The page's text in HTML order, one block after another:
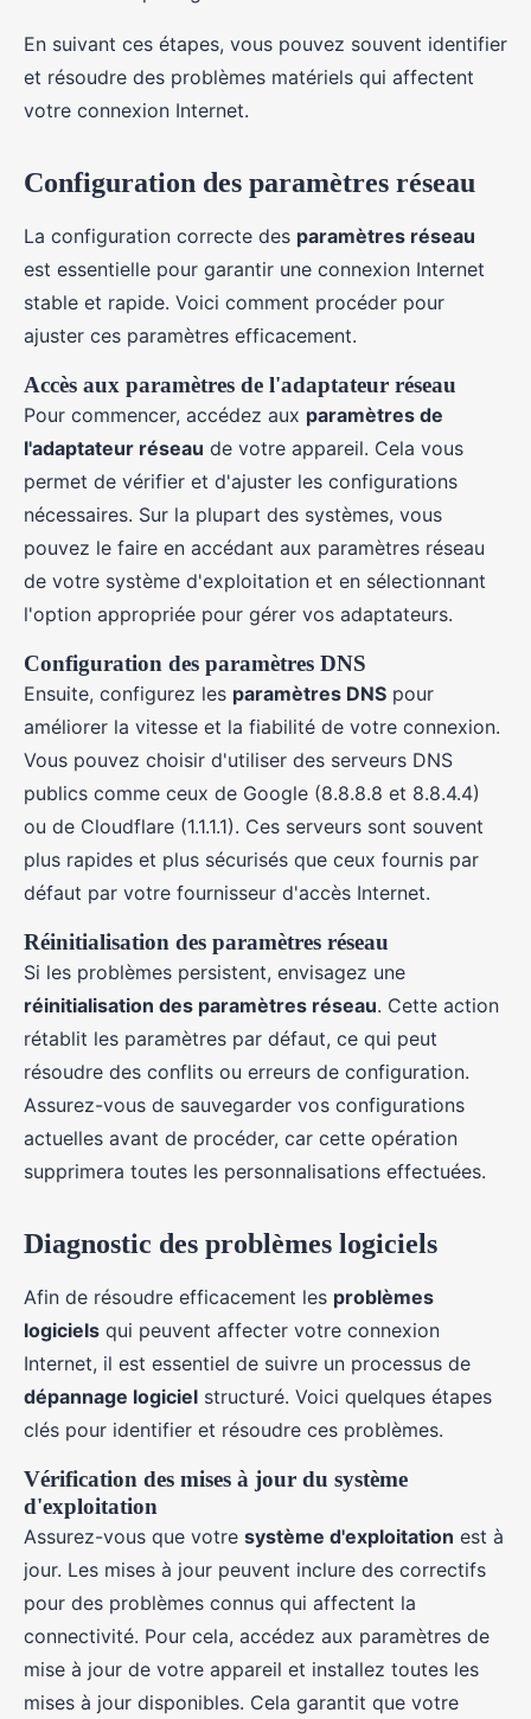
En suivant ces étapes, vous pouvez souvent identifier
et résoudre des problèmes matériels qui affectent
votre connexion Internet.
Configuration des paramètres réseau
La configuration correcte des paramètres réseau
est essentielle pour garantir une connexion Internet
stable et rapide. Voici comment procéder pour
ajuster ces paramètres efficacement.
Accès aux paramètres de l'adaptateur réseau
Pour commencer, accédez aux paramètres de
l'adaptateur réseau de votre appareil. Cela vous
permet de vérifier et d'ajuster les configurations
nécessaires. Sur la plupart des systèmes, vous
pouvez le faire en accédant aux paramètres réseau
de votre système d'exploitation et en sélectionnant
l'option appropriée pour gérer vos adaptateurs.
Configuration des paramètres DNS
Ensuite, configurez les paramètres DNS pour
améliorer la vitesse et la fiabilité de votre connexion.
Vous pouvez choisir d'utiliser des serveurs DNS
publics comme ceux de Google (8.8.8.8 et 8.8.4.4)
ou de Cloudflare (1.1.1.1). Ces serveurs sont souvent
plus rapides et plus sécurisés que ceux fournis par
défaut par votre fournisseur d'accès Internet.
Réinitialisation des paramètres réseau
Si les problèmes persistent, envisagez une
réinitialisation des paramètres réseau. Cette action
rétablit les paramètres par défaut, ce qui peut
résoudre des conflits ou erreurs de configuration.
Assurez-vous de sauvegarder vos configurations
actuelles avant de procéder, car cette opération
supprimera toutes les personnalisations effectuées.
Diagnostic des problèmes logiciels
Afin de résoudre efficacement les problèmes
logiciels qui peuvent affecter votre connexion
Internet, il est essentiel de suivre un processus de
dépannage logiciel structuré. Voici quelques étapes
clés pour identifier et résoudre ces problèmes.
Vérification des mises à jour du système
d'exploitation
Assurez-vous que votre système d'exploitation est à
jour. Les mises à jour peuvent inclure des correctifs
pour des problèmes connus qui affectent la
connectivité. Pour cela, accédez aux paramètres de
mise à jour de votre appareil et installez toutes les
mises à jour disponibles. Cela garantit que votre